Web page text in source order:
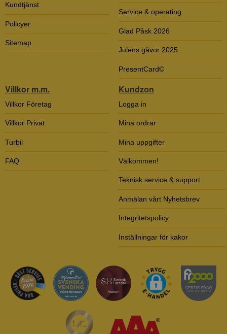
Kundtjänst
Policyer
Sitemap
Service & operating
Glad Påsk 2026
Julens gåvor 2025
PresentCard©
Villkor m.m.
Villkor Företag
Villkor Privat
Turbil
FAQ
Kundzon
Logga in
Mina ordrar
Mina uppgifter
Välkommen!
Teknisk service & support
Anmälan vårt Nyhetsbrev
Integritetspolicy
Inställningar för kakor